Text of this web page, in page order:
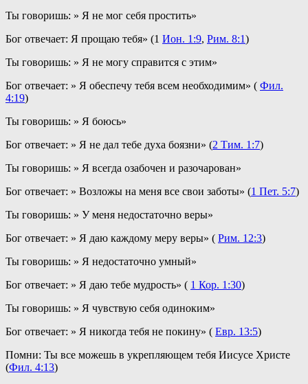
Ты говоришь: » Я не мог себя простить»
Бог отвечает: Я прощаю тебя» (1 Ион. 1:9, Рим. 8:1)
Ты говоришь: » Я не могу справится с этим»
Бог отвечает: » Я обеспечу тебя всем необходимим» ( Фил.
4:19)
Ты говоришь: » Я боюсь»
Бог отвечает: » Я не дал тебе духа боязни» (2 Тим. 1:7)
Ты говоришь: » Я всегда озабочен и разочарован»
Бог отвечает: » Возложы на меня все свои заботы» (1 Пет. 5:7)
Ты говоришь: » У меня недостаточно веры»
Бог отвечает: » Я даю каждому меру веры» ( Рим. 12:3)
Ты говоришь: » Я недостаточно умный»
Бог отвечает: » Я даю тебе мудрость» ( 1 Кор. 1:30)
Ты говоришь: » Я чувствую себя одиноким»
Бог отвечает: » Я никогда тебя не покину» ( Евр. 13:5)
Помни: Ты все можешь в укрепляющем тебя Иисусе Христе
(Фил. 4:13)